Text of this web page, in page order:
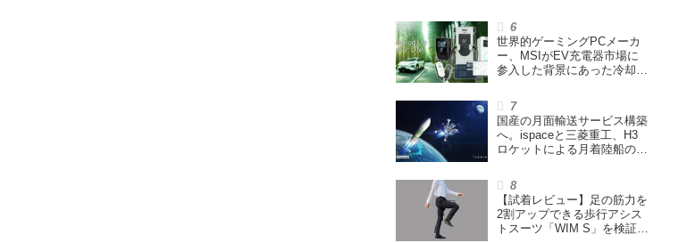
世界的ゲーミングPCメーカ
ー、MSIがEV充電器市場に
参入した背景にあった冷却技
回】
国産の月面輸送サービス構築
へ。ispaceと三菱重工、H3
ロケットによる月着陸船の打
結
【試着レビュー】足の筋力を
2割アップできる歩行アシス
トスーツ「WIM S」を検証。